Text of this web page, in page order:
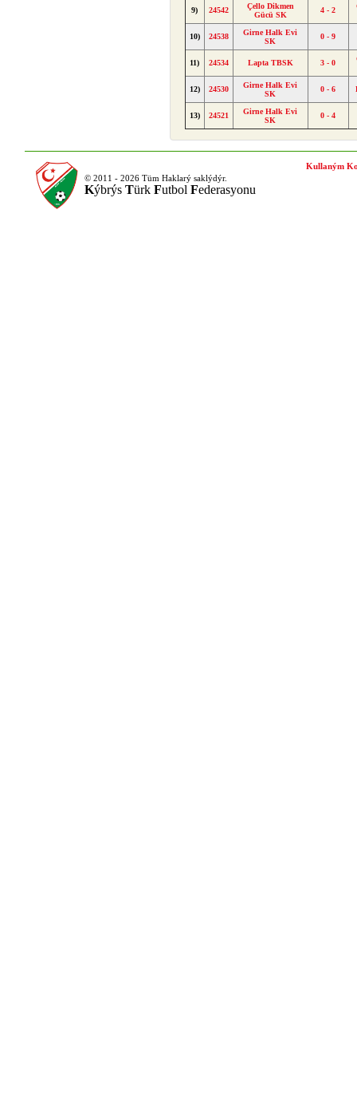
9) 24542
Çello Dikmen
Gücü SK
4 - 2
10) 24538
Girne Halk Evi
SK
0 - 9
11) 24534 Lapta TBSK 3 - 0
12) 24530
Girne Halk Evi
SK
0 - 6
13) 24521
Girne Halk Evi
SK
0 - 4
© 2011 - 2026 Tüm Haklarý saklýdýr.
Kýbrýs Türk Futbol Federasyonu
Kullaným